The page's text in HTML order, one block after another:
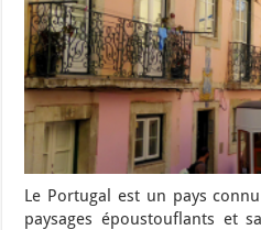
Le Portugal est un pays
paysages époustouflants et